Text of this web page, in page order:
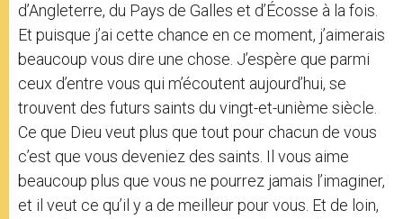
d’Angleterre, du Pays de Galles et d’Écosse à la fois.
Et puisque j’ai cette chance en ce moment, j’aimerais
beaucoup vous dire une chose. J’espère que parmi
ceux d’entre vous qui m’écoutent aujourd’hui, se
trouvent des futurs saints du vingt-et-unième siècle.
Ce que Dieu veut plus que tout pour chacun de vous
c’est que vous deveniez des saints. Il vous aime
beaucoup plus que vous ne pourrez jamais l’imaginer,
et il veut ce qu’il y a de meilleur pour vous. Et de loin,